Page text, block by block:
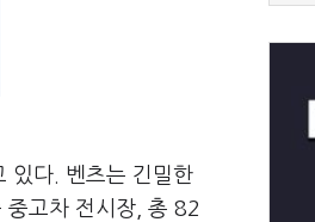
있다. 벤츠는 긴밀한
중고차 전시장, 총 82